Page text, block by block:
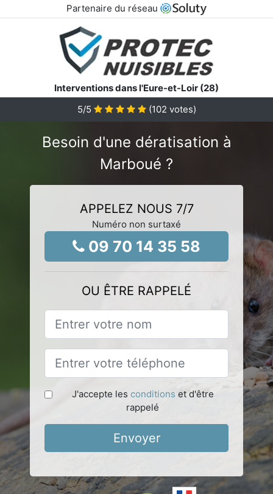
Partenaire du réseau
Interventions dans l'Eure-et-Loir (28)
5/5 (102 votes)
Besoin d'une dératisation à
Marboué ?
APPELEZ NOUS 7/7
Numéro non surtaxé
09 70 14 35 58
OU ÊTRE RAPPELÉ
J'accepte les conditions et d'être
rappelé
Envoyer